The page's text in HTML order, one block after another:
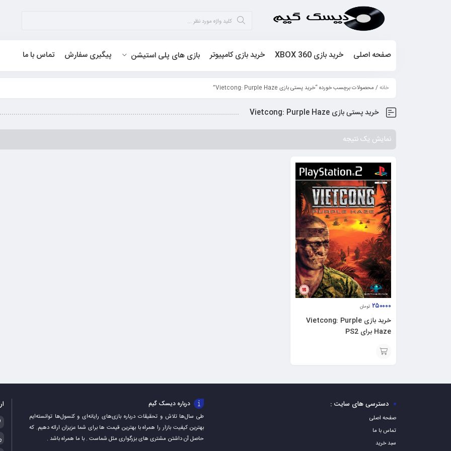
صفحه اصلی خرید بازی XBOX 360 خرید بازی کامپیوتر بازی های پلی استیشن پیگیری سفارش تماس با ما
خانه/ محصولات برچسب خورده “خرید پستی بازی Vietcong: Purple Haze”
خرید پستی بازی Vietcong: Purple Haze
نمایش یک نتیجه
۲۵۰۰۰۰ تومان
خرید بازی Vietcong: Purple
Haze برای PS2
به
دسترسی های سایت :
صفحه اصلی
تماس با ما
سبد خرید
درباره دیسک گیم
طی سال‌ها تلاش و تحقیقات درباره بازی‌های رایانه‌ای و کنسول‌ها توانسته‌ایم
بهترین کیفیت بازار را همراه با بهترین قیمت ها برای شما عزیزان ارائه دهیم. که
حاصل آن داشتن مشتری های بزرگواری مثل شماست . با ما همراه باشد .